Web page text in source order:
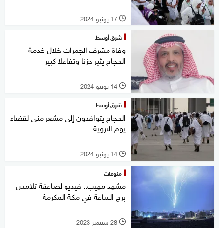
l 17 يونيو 2024
شرق أوسط
وفاة مشرف الجمرات خلال خدمة
الحجاج يثير حزنا وتفاعلا كبيرا
l 14 يونيو 2024
شرق أوسط
الحجاج يتوافدون إلى مشعر منى لقضاء
يوم التروية
l 14 يونيو 2024
منوعات
مشهد مهيب.. فيديو لصاعقة تلامس
برج الساعة في مكة المكرمة
l 28 سبتمبر 2023